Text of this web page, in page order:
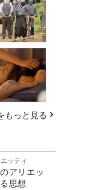
もっと見る
ッティ
アリエッ
思想